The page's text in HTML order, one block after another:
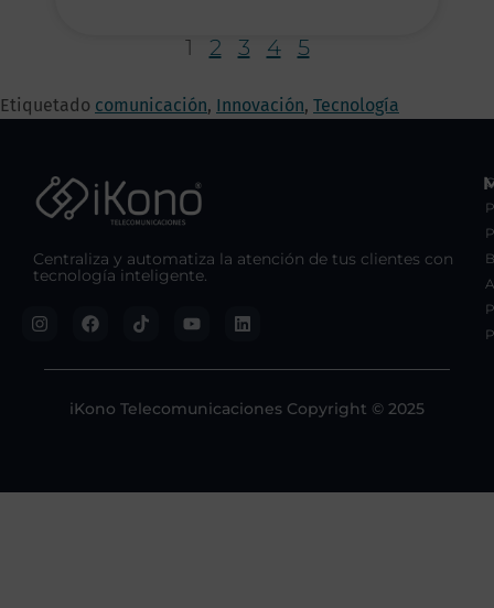
1 2 3 4 5
Etiquetado comunicación, Innovación, Tecnología
Centraliza y automatiza la atención de tus clientes con
tecnología inteligente.
iKono Telecomunicaciones Copyright © 2025